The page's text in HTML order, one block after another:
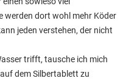
werden dort wohl mehr Köder
jeden verstehen, der nicht
trifft, tausche ich mich
dem Silbertablett zu